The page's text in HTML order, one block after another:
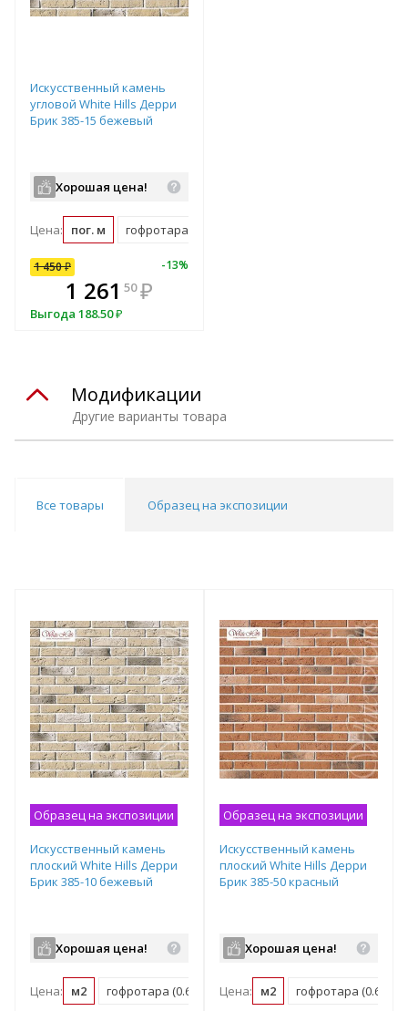
Искусственный камень
угловой White Hills Дерри
Брик 385-15 бежевый
Хорошая цена!
Цена: пог. м гофротара (1.16 пог. м)
1 450₽ -13%
1 261 50 ₽
Выгода 188.50₽
Другие варианты товара
Модификации
Все товары Образец на экспозиции
Образец на экспозиции
Искусственный камень
плоский White Hills Дерри
Брик 385-10 бежевый
Хорошая цена!
Цена: м2 гофротара (0.62 м2)
Образец на экспозиции
Искусственный камень
плоский White Hills Дерри
Брик 385-50 красный
Хорошая цена!
Цена: м2 гофротара (0.62 м2)